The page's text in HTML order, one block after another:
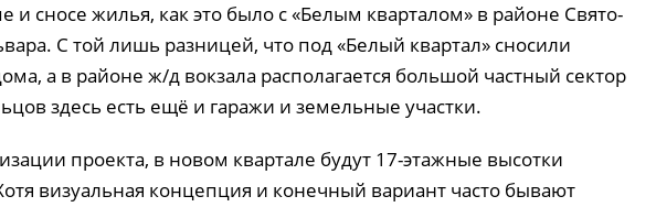
и сносе жилья, как это было с «Белым кварталом» в районе Свято-
С той лишь разницей, что под «Белый квартал» сносили
а в районе ж/д вокзала располагается большой частный сектор
здесь есть ещё и гаражи и земельные участки.
проекта, в новом квартале будут 17-этажные высотки
визуальная концепция и конечный вариант часто бывают